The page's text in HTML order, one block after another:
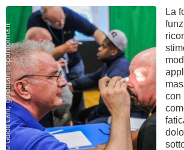
La
con